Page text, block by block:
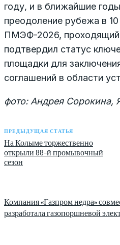
году, и в ближайшие
преодоление рубежа в
ПМЭФ-2026, проходящий
подтвердил статус
площадки для
соглашений в области
фото: Андрея Сорокина,
ПРЕДЫДУЩАЯ СТАТЬЯ
На Колыме торжественно
открыли 88-й промывочный
сезон
Компания «Газпром недра»
разработала газопоршневой